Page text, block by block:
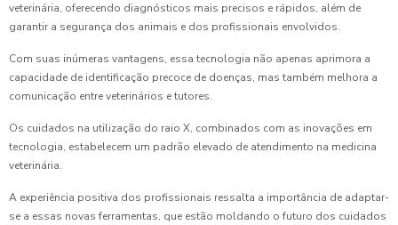
veterinária, oferecendo diagnósticos mais precisos e rápidos, além de
garantir a segurança dos animais e dos profissionais envolvidos.
Com suas inúmeras vantagens, essa tecnologia não apenas aprimora a
capacidade de identificação precoce de doenças, mas também melhora a
comunicação entre veterinários e tutores.
Os cuidados na utilização do raio X, combinados com as inovações em
tecnologia, estabelecem um padrão elevado de atendimento na medicina
veterinária.
A experiência positiva dos profissionais ressalta a importância de adaptar-
se a essas novas ferramentas, que estão moldando o futuro dos cuidados